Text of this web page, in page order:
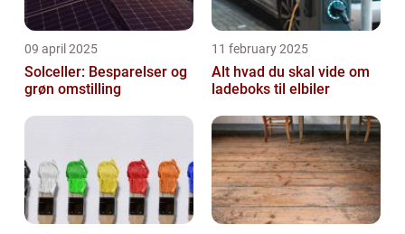
09 april 2025
Solceller: Besparelser og
grøn omstilling
11 february 2025
Alt hvad du skal vide om
ladeboks til elbiler